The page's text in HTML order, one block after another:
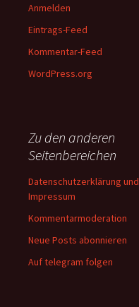
Anmelden
Eintrags-Feed
Kommentar-Feed
WordPress.org
Zu den anderen
Seitenbereichen
Datenschutzerklärung und
Impressum
Kommentarmoderation
Neue Posts abonnieren
Auf telegram folgen